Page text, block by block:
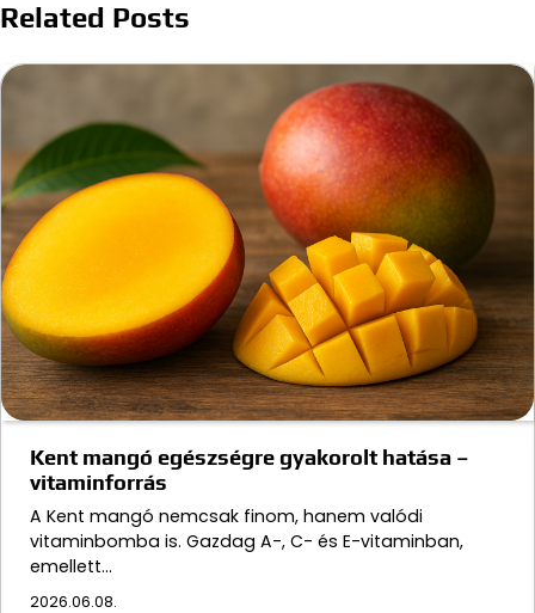
Related Posts
Kent mangó egészségre gyakorolt hatása –
vitaminforrás
A Kent mangó nemcsak finom, hanem valódi
vitaminbomba is. Gazdag A-, C- és E-vitaminban,
emellett…
2026.06.08.